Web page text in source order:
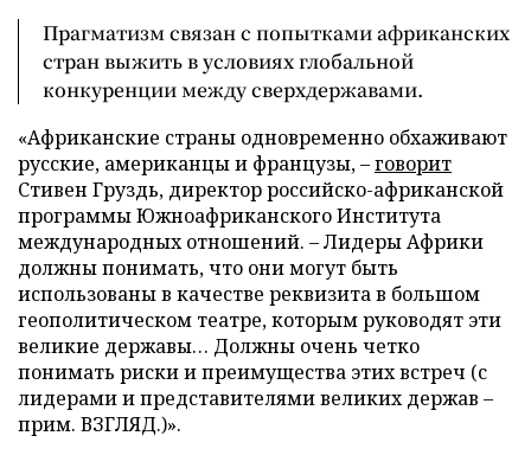
Прагматизм связан с попытками африканских
стран выжить в условиях глобальной
конкуренции между сверхдержавами.
«Африканские страны одновременно обхаживают
русские, американцы и французы, –говорит
Стивен Груздь, директор российско-африканской
программы Южноафриканского Института
международных отношений. – Лидеры Африки
должны понимать, что они могут быть
использованы в качестве реквизита в большом
геополитическом театре, которым руководят эти
великие державы… Должны очень четко
понимать риски и преимущества этих встреч (с
лидерами и представителями великих держав –
прим. ВЗГЛЯД.)».